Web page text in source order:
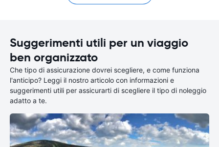
Suggerimenti utili per un viaggio
ben organizzato
Che tipo di assicurazione dovrei scegliere, e come funziona
l'anticipo? Leggi il nostro articolo con informazioni e
suggerimenti utili per assicurarti di scegliere il tipo di noleggio
adatto a te.